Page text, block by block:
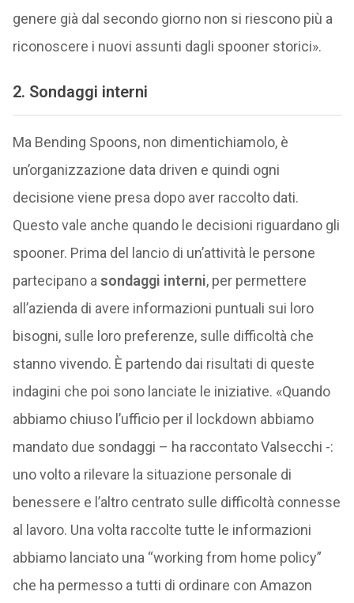
genere già dal secondo giorno non si riescono più a
riconoscere i nuovi assunti dagli spooner storici».
2. Sondaggi interni
Ma Bending Spoons, non dimentichiamolo, è
un’organizzazione data driven e quindi ogni
decisione viene presa dopo aver raccolto dati.
Questo vale anche quando le decisioni riguardano gli
spooner. Prima del lancio di un’attività le persone
partecipano a sondaggi interni, per permettere
all’azienda di avere informazioni puntuali sui loro
bisogni, sulle loro preferenze, sulle difficoltà che
stanno vivendo. È partendo dai risultati di queste
indagini che poi sono lanciate le iniziative. «Quando
abbiamo chiuso l’ufficio per il lockdown abbiamo
mandato due sondaggi – ha raccontato Valsecchi -:
uno volto a rilevare la situazione personale di
benessere e l’altro centrato sulle difficoltà connesse
al lavoro. Una volta raccolte tutte le informazioni
abbiamo lanciato una “working from home policy”
che ha permesso a tutti di ordinare con Amazon